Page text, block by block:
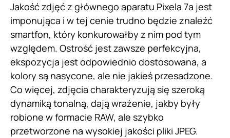
Jakość zdjęć z głównego aparatu Pixela 7a jest
imponująca i w tej cenie trudno będzie znaleźć
smartfon, który konkurowałby z nim pod tym
względem. Ostrość jest zawsze perfekcyjna,
ekspozycja jest odpowiednio dostosowana, a
kolory są nasycone, ale nie jakieś przesadzone.
Co więcej, zdjęcia charakteryzują się szeroką
dynamiką tonalną, dają wrażenie, jakby były
robione w formacie RAW, ale szybko
przetworzone na wysokiej jakości pliki JPEG.